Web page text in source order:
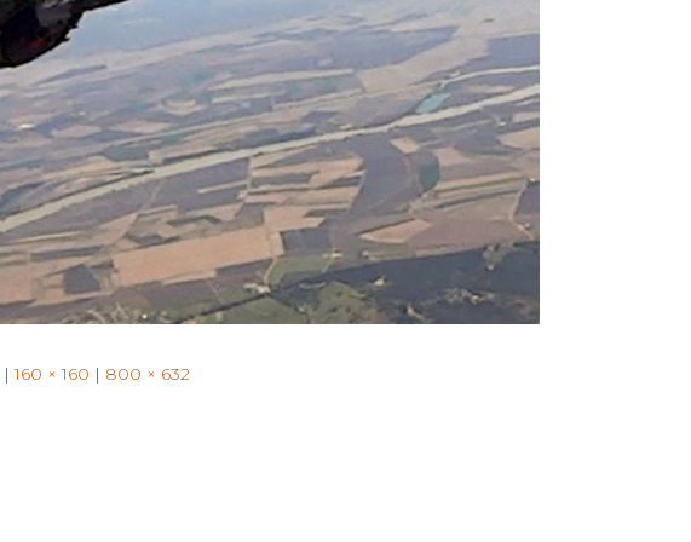
| 160 × 160 | 800 × 632